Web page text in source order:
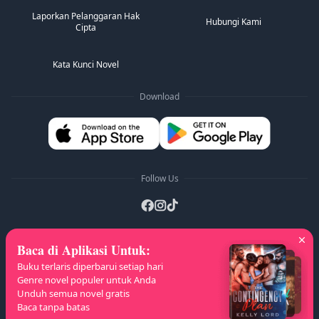
Laporkan Pelanggaran Hak
Cipta
Hubungi Kami
Kata Kunci Novel
Download
Follow Us
Daftar A-Z : A B C D H I
J
K
L M N O P Q U V
Baca di Aplikasi Untuk:
Buku terlaris diperbarui setiap hari
Genre novel populer untuk Anda
Unduh semua novel gratis
Baca tanpa batas